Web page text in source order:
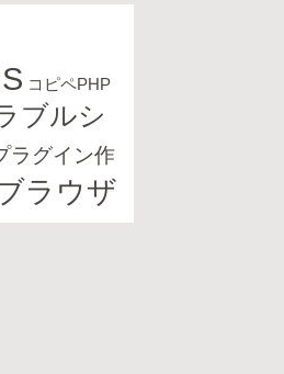
コピペPHP
ブルシ
ラグイン作
ラウザ